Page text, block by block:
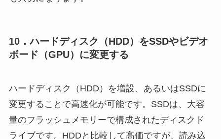
10．ハードディスク（HDD）をSSDやビデオ
ボード（GPU）に変更する
ハードディスク（HDD）を増設、あるいはSSDに
変更することで高速化が可能です。SSDは、大容
量のフラッシュメモリーで構成されたディスクド
ライブです。HDDと比較して高価ですが、読み込